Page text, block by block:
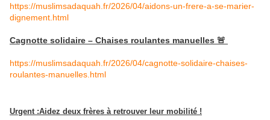
https://muslimsadaquah.fr/2026/04/aidons-un-frere-a-se-marier-
dignement.html
Cagnotte solidaire – Chaises roulantes manuelles 🚨
https://muslimsadaquah.fr/2026/04/cagnotte-solidaire-chaises-
roulantes-manuelles.html
Urgent :Aidez deux frères à retrouver leur mobilité !